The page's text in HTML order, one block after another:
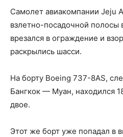
Самолет авиакомпании Jeju
взлетно-посадочной полосы
врезался в ограждение и
раскрылись шасси.
На борту Boeing 737-8AS,
Бангкок — Муан, находился
двое.
Этот же борт уже попадал в